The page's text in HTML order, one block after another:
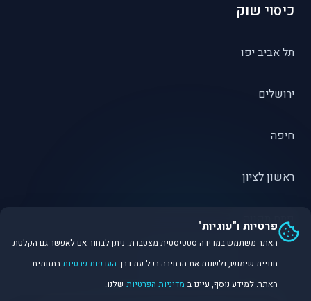
כיסוי שוק
תל אביב יפו
ירושלים
חיפה
ראשון לציון
פתח תקווה
פרטיות ו"עוגיות"
האתר משתמש במדידה סטטיסטית מצטברת. ניתן לבחור אם לאפשר גם הקלטת
חוויית שימוש, ולשנות את הבחירה בכל עת דרך העדפות פרטיותבתחתית
האתר. למידע נוסף, עיינו ב מדיניות הפרטיות שלנו.